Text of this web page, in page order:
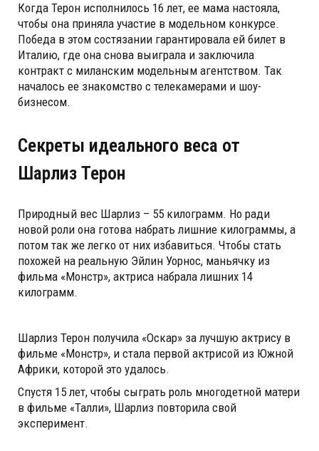
Когда Терон исполнилось 16 лет, ее мама настояла,
чтобы она приняла участие в модельном конкурсе.
Победа в этом состязании гарантировала ей билет в
Италию, где она снова выиграла и заключила
контракт с миланским модельным агентством. Так
началось ее знакомство с телекамерами и шоу-
бизнесом.
Секреты идеального веса от
Шарлиз Терон
Природный вес Шарлиз – 55 килограмм. Но ради
новой роли она готова набрать лишние килограммы, а
потом так же легко от них избавиться. Чтобы стать
похожей на реальную Эйлин Уорнос, маньячку из
фильма «Монстр», актриса набрала лишних 14
килограмм.
Шарлиз Терон получила «Оскар» за лучшую актрису в
фильме «Монстр», и стала первой актрисой из Южной
Африки, которой это удалось.
Спустя 15 лет, чтобы сыграть роль многодетной матери
в фильме «Талли», Шарлиз повторила свой
эксперимент.